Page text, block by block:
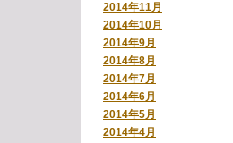
2014年11月
2014年10月
2014年9月
2014年8月
2014年7月
2014年6月
2014年5月
2014年4月